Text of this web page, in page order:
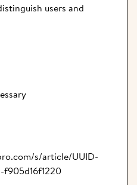
users and
s/article/UUID-